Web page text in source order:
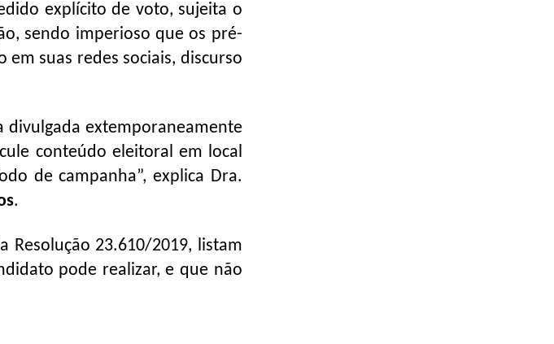
explícito de voto, sujeita o
sendo imperioso que os pré-
suas redes sociais, discurso
divulgada extemporaneamente
conteúdo eleitoral em local
de campanha”, explica Dra.
.
Resolução 23.610/2019, listam
pode realizar, e que não